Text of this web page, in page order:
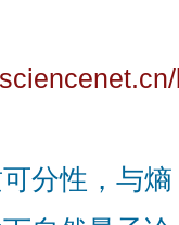
分性，与熵